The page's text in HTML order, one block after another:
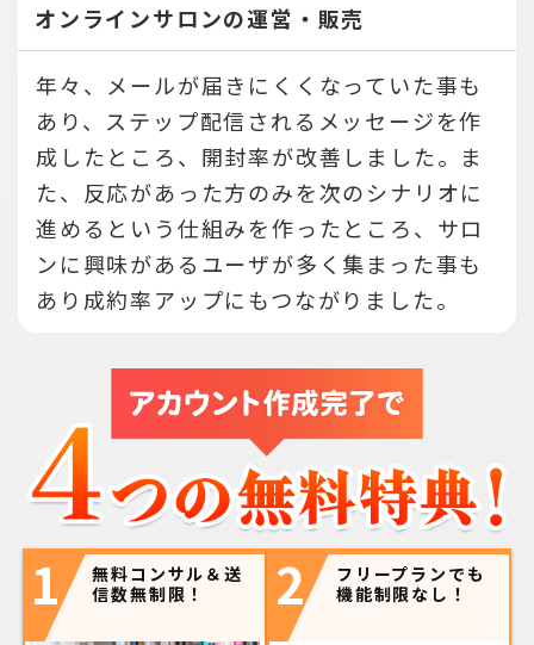
オンラインサロンの運営・販売
年々、メールが届きにくくなっていた事も
あり、ステップ配信されるメッセージを作
成したところ、開封率が改善しました。ま
た、反応があった方のみを次のシナリオに
進めるという仕組みを作ったところ、サロ
ンに興味があるユーザが多く集まった事も
あり成約率アップにもつながりました。
1
無料コンサル＆送
信数無制限！
2
フリープランでも
機能制限なし！